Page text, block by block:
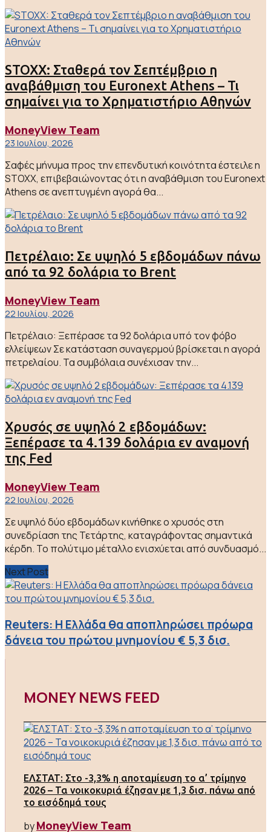
STOXX: Σταθερά τον Σεπτέμβριο η
αναβάθμιση του Euronext Athens – Τι
σημαίνει για το Χρηματιστήριο Αθηνών
MoneyView Team
23 Ιουλίου, 2026
Σαφές μήνυμα προς την επενδυτική κοινότητα έστειλε η
STOXX, επιβεβαιώνοντας ότι η αναβάθμιση του Euronext
Athens σε ανεπτυγμένη αγορά θα...
Πετρέλαιο: Σε υψηλό 5 εβδομάδων πάνω
από τα 92 δολάρια το Brent
MoneyView Team
22 Ιουλίου, 2026
Πετρέλαιο: Ξεπέρασε τα 92 δολάρια υπό τον φόβο
ελλείψεων Σε κατάσταση συναγερμού βρίσκεται η αγορά
πετρελαίου. Τα συμβόλαια συνέχισαν την...
Χρυσός σε υψηλό 2 εβδομάδων:
Ξεπέρασε τα 4.139 δολάρια εν αναμονή
της Fed
MoneyView Team
22 Ιουλίου, 2026
Σε υψηλό δύο εβδομάδων κινήθηκε ο χρυσός στη
συνεδρίαση της Τετάρτης, καταγράφοντας σημαντικά
κέρδη. Το πολύτιμο μέταλλο ενισχύεται από συνδυασμό...
Next Post
Reuters: Η Ελλάδα θα αποπληρώσει πρόωρα
δάνεια του πρώτου μνημονίου € 5,3 δισ.
MONEY NEWS FEED
ΕΛΣΤΑΤ: Στο -3,3% η αποταμίευση το α’ τρίμηνο
2026 – Τα νοικοκυριά έζησαν με 1,3 δισ. πάνω από
το εισόδημά τους
byMoneyView Team